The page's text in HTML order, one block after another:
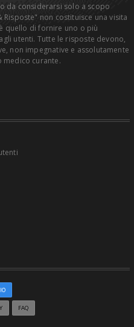
da considerarsi solo a scopo
non costituisce una visita
quello di fornire uno o più
utenti. Tutte le risposte devono,
non impegnative e assolutamente
curante.
FAQ